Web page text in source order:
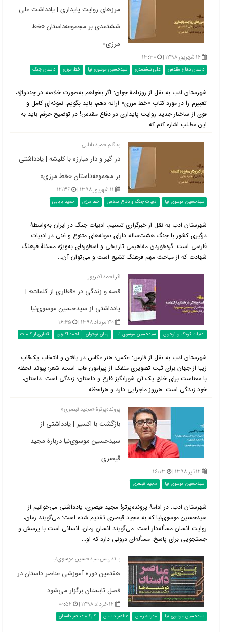
مرزهای روایت پایداری | یادداشت علی
ششتمدی بر مجموعه‌داستان «خط
مرزی»
۱۶ شهریور ۱۳۹۸ | ۱۳:۳۰
داستان دفاع مقدس علی ششتمدی سیدحسین موسوی نیا خط مرزی داستان جنگ
شهرستان ادب به نقل از روزنامۀ جوان: اگر بخواهم به‌صورت خلاصه در چندواژه،
تعبیرم را در مورد کتاب «خط مرزی» ارائه دهم، باید بگویم: نمونه‌ای کامل و
قوی از ساختار جدید روایت پایداری در دفاع مقدس! در توضیح حرفم باید به
این مطلب اشاره کنم ‌که ...
به قلم حمید بابایی
در گیر و دار مبارزه با کلیشه | یادداشتی
بر مجموعه‌داستان «خط مرزی»
۱۱ شهریور ۱۳۹۸ | ۱۲:۳۶
سیدحسین موسوی نیا ادبیات جنگ و دفاع مقدس خط مرزی حمید بابایی
شهرستان ادب به نقل از خبرگزاری تسنیم: ادبیات جنگ در ایران به‌واسطۀ
درگیری کشور با جنگ هشت‌ساله دارای نمونه‌های متنوع و غنی در ادبیات
فارسی است. گره‌خوردن مفاهیمی تاریخی و اسطوره‌ای به‌ویژه مسئلۀ فرهنگ
شهادت که از مباحث مهم فرهنگ تشیع است و می‌توان آن...
اثر احمد اکبرپور
قصه و زندگی در «قطاری از کلمات» |
یادداشتی از سیدحسین موسوی‌نیا
۳۰ مرداد ۱۳۹۸ | ۱۶:۴۵
ادبیات کودک و نوجوان سیدحسین موسوی نیا رمان نوجوان احمد اکبرپور قطاری از کلمات
شهرستان ادب به نقل از فارس: عکس؛ هنر عکاس در یافتن و انتخاب یک‌قاب
زیبا از جهان برای ثبت تصویری منفک از پیرامون قاب است، شعر؛ پیوند لحظه
با معناست برای خلق یک آنِ شورانگیز فارغ و داستان؛ زندگی است. داستان،
خود زندگی است. هرروز ماجرایی دارد و هرلحظه ...
پرونده‌پرترۀ «مجید قیصری»
بازگشت با اکسیر | یادداشتی از
سیدحسین موسوی‌نیا دربارۀ مجید
قیصری
۱۲ تیر ۱۳۹۸ | ۱۶:۰۳
سیدحسین موسوی نیا مجید قیصری
شهرستان ادب:‌ در ادامۀ پرونده‌پرترۀ مجید قیصری، یادداشتی می‌خوانیم از
سیدحسین موسوی‌نیا که به مجید قیصری تقدیم شده است: می‌گویند رمان،
روایت انسان مسأله‌دار است. می‌گویند انسانِ رمان، انسانی است با پرسش و
جستجویی برای پاسخ. مسأله‌ای درونی دارد که او...
با تدریس سیدحسین موسوی‌نیا
هفتمین دوره آموزشی عناصر داستان در
فصل تابستان برگزار می‌شود
۱۲ خرداد ۱۳۹۸ | ۰۰:۵۲
سیدحسین موسوی نیا مدرسه رمان عناصر داستان کارگاه عناصر داستان